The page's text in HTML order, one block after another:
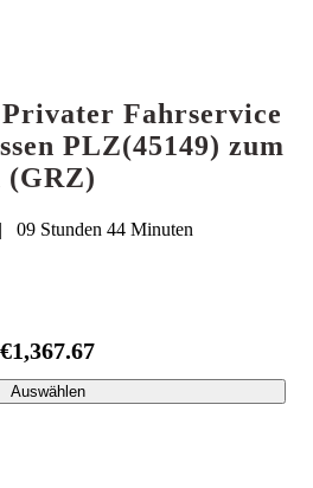
Fahrservice
PLZ(45149) zum
(GRZ)
| 09 Stunden 44 Minuten
€1,367.67
Auswählen